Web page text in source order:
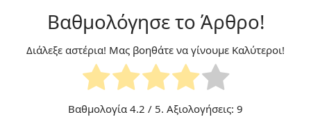
Βαθμολόγησε το Άρθρο!
Διάλεξε αστέρια! Μας βοηθάτε να γίνουμε Καλύτεροι!
Βαθμολογία 4.2 / 5. Αξιολογήσεις: 9